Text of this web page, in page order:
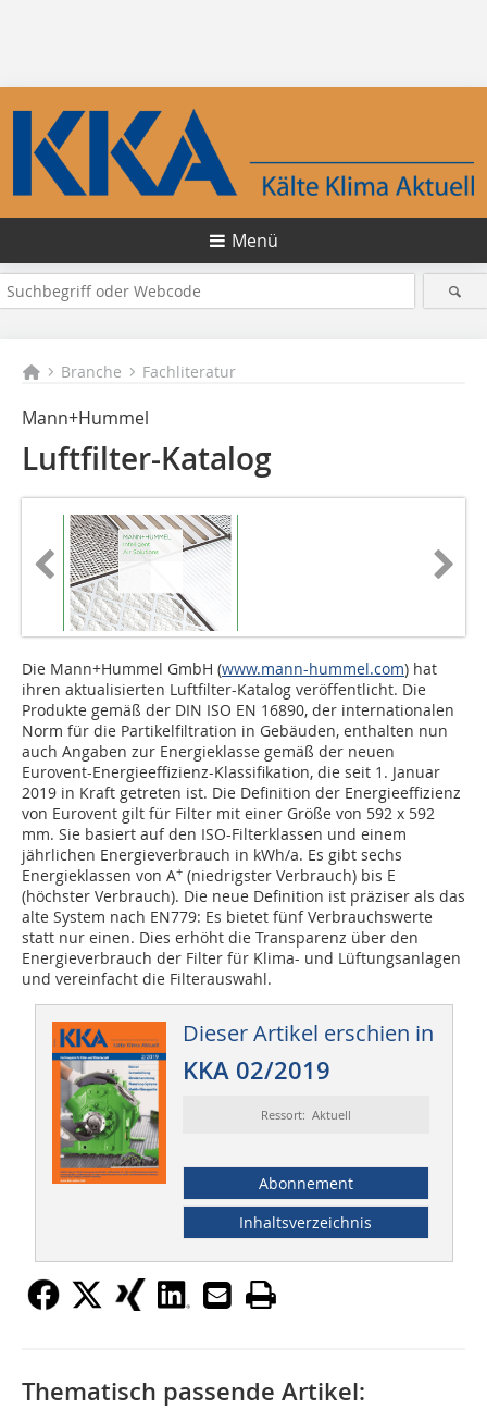
Menü
Branche Fachliteratur
Mann+Hummel
Luftfilter-Katalog
Die Mann+Hummel GmbH (www.mann-hummel.com) hat
ihren aktualisierten Luftfilter-Katalog veröffentlicht. Die
Produkte gemäß der DIN ISO EN 16890, der internationalen
Norm für die Partikelfiltration in Gebäuden, enthalten nun
auch Angaben zur Energieklasse gemäß der neuen
Eurovent-Energieeffizienz-Klassifikation, die seit 1. Januar
2019 in Kraft getreten ist. Die Definition der Energieeffizienz
von Eurovent gilt für Filter mit einer Größe von 592 x 592
mm. Sie basiert auf den ISO-Filterklassen und einem
jährlichen Energieverbrauch in kWh/a. Es gibt sechs
Energieklassen von A+ (niedrigster Verbrauch) bis E
(höchster Verbrauch). Die neue Definition ist präziser als das
alte System nach EN779: Es bietet fünf Verbrauchswerte
statt nur einen. Dies erhöht die Transparenz über den
Energieverbrauch der Filter für Klima- und Lüftungsanlagen
und vereinfacht die Filterauswahl.
Dieser Artikel erschien in
KKA 02/2019
Ressort: Aktuell
Abonnement
Inhaltsverzeichnis
Thematisch passende Artikel: